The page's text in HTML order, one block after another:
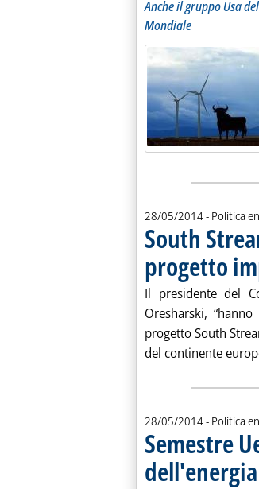
Anche il gruppo Usa
Mondiale
28/05/2014- Politica
South
progetto
Il presidente del
Oresharski,
progetto South
del continente
28/05/2014- Politica
Semestre
dell'energia